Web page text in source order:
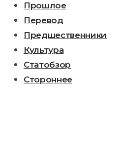
Прошлое
Перевод
Предшественники
Культура
Статобзор
Стороннее